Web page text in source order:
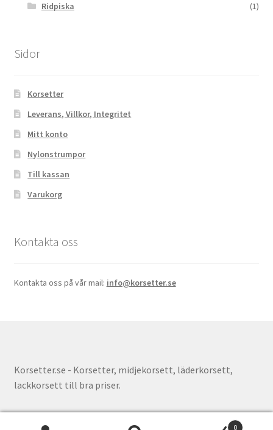
Ridpiska
(1)
Sidor
Korsetter
Leverans, Villkor, Integritet
Mitt konto
Nylonstrumpor
Till kassan
Varukorg
Kontakta oss
Kontakta oss på vår mail: info@korsetter.se
Korsetter.se - Korsetter, midjekorsett, läderkorsett,
lackkorsett till bra priser.
0